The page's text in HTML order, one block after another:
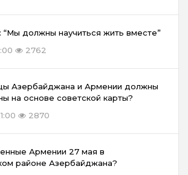
“Мы должны научиться жить вместе”
2762
Азербайджана и Армении должны
на основе советской карты?
2870
Армении 27 мая в
районе Азербайджана?